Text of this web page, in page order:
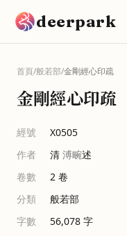
deerpark
首頁/般若部/金剛經心印疏
金剛經心印疏
經號
X0505
作者
清 溥畹述
卷數
2 卷
分類
般若部
字數
56,078 字